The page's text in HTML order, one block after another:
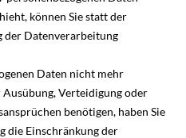
können Sie statt der
der Datenverarbeitung
Daten nicht mehr
Ausübung, Verteidigung oder
benötigen, haben Sie
die Einschränkung der